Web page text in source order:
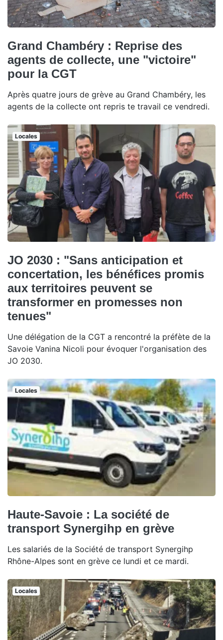
Grand Chambéry : Reprise des
agents de collecte, une "victoire"
pour la CGT
Après quatre jours de grève au Grand Chambéry, les
agents de la collecte ont repris te travail ce vendredi.
Locales
JO 2030 : "Sans anticipation et
concertation, les bénéfices promis
aux territoires peuvent se
transformer en promesses non
tenues"
Une délégation de la CGT a rencontré la préfète de la
Savoie Vanina Nicoli pour évoquer l'organisation des
JO 2030.
Locales
Haute-Savoie : La société de
transport Synergihp en grève
Les salariés de la Société de transport Synergihp
Rhône-Alpes sont en grève ce lundi et ce mardi.
Locales